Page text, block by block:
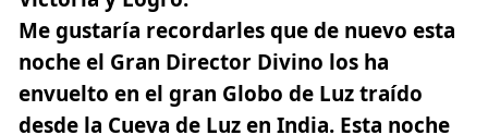
Me gustaría recordarles que de nuevo esta
noche el Gran Director Divino los ha
envuelto en el gran Globo de Luz traído
desde la Cueva de Luz en India. Esta noche